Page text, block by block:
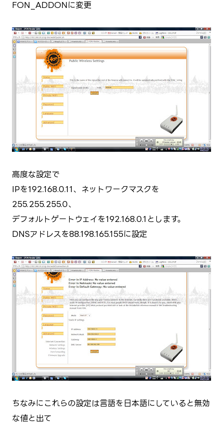
FON_ADDONに変更
高度な設定で
IPを192.168.0.11、ネットワークマスクを
255.255.255.0、
デフォルトゲートウェイを192.168.0.1とします。
DNSアドレスを88.198.165.155に設定
ちなみにこれらの設定は言語を日本語にしていると無効
な値と出て